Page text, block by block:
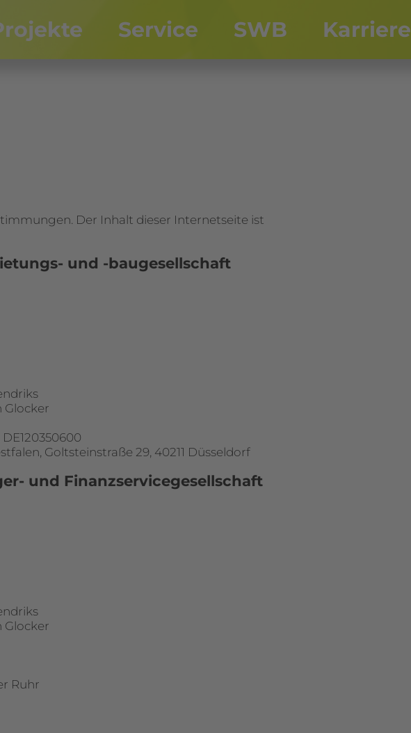
Service SWB Karriere
Der Inhalt dieser Internetseite ist
und -baugesellschaft
Glocker
Goltsteinstraße 29, 40211 Düsseldorf
und Finanzservicegesellschaft
Glocker
Ruhr